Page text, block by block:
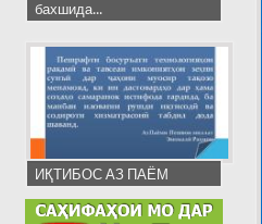
бахшида...
ИҚТИБОС АЗ ПАЁМ